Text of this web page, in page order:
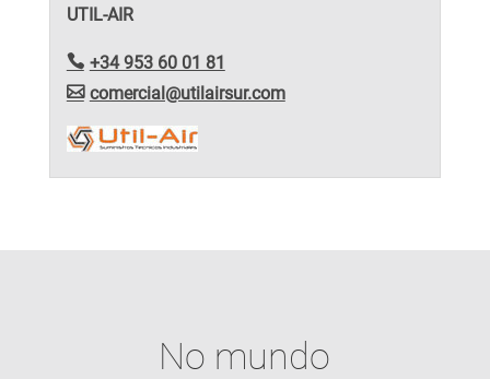
UTIL-AIR
+34 953 60 01 81
comercial@utilairsur.com
No mundo